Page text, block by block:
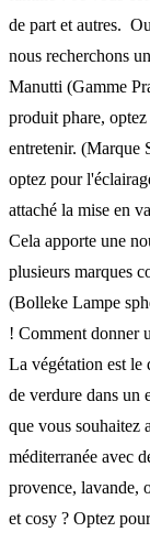
de part et autres.
nous recherchons
Manutti (Gamme
produit phare,
entretenir. (Marque
optez pour
attaché la mise en
Cela apporte une
plusieurs marques
(Bolleke Lampe
! Comment donner
La végétation est le
de verdure dans un
que vous souhaitez
méditerranée avec
provence, lavande,
et cosy ? Optez